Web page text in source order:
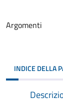
Argomenti
INDICE DELLA